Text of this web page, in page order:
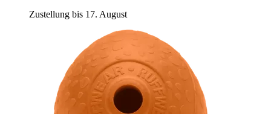
Zustellung bis 17. August